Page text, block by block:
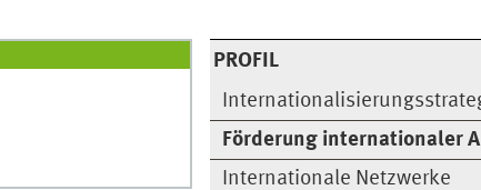
PROFIL
Förderung internationaler
Internationale Netzwerke